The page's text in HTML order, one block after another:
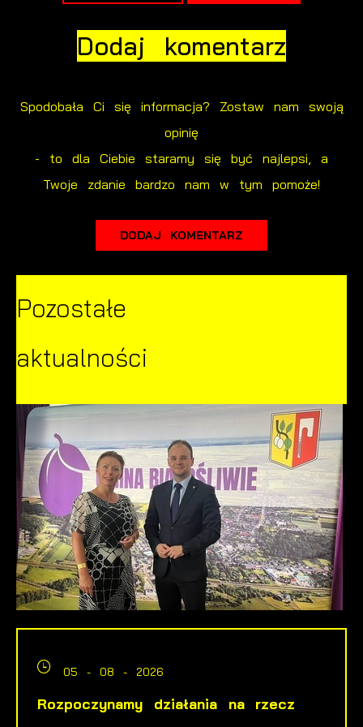
Dodaj komentarz
Spodobała Ci się informacja? Zostaw nam swoją
opinię
- to dla Ciebie staramy się być najlepsi, a
Twoje zdanie bardzo nam w tym pomoże!
DODAJ KOMENTARZ
Pozostałe
aktualności
05 - 08 - 2026
Rozpoczynamy działania na rzecz
dostawców usług. Firmy te działają w charakterze
pośredników prezentujących nasze treści w postaci
wiadomości, ofert, komunikatów mediów